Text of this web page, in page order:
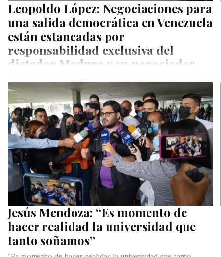
Leopoldo López: Negociaciones para
una salida democrática en Venezuela
están estancadas por
responsabilidad exclusiva del
dictador Maduro y su negociador
Jorge Rodríguez
López pidió a Comisión de Política Exterior del Senado de
EEUU profundizar globalmente las sanciones contra las
cleptocracias transnacionales como las que operan en
Venezuela, Rusia, Bielorrusia, Cuba, Nicaragua, e Irán.
Jesús Mendoza: “Es momento de
hacer realidad la universidad que
tanto soñamos”